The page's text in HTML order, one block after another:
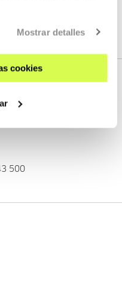
Mostrar detalles
cookies
500